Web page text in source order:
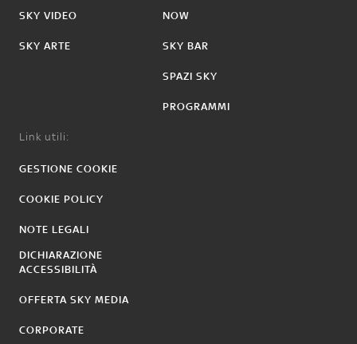
SKY VIDEO
SKY ARTE
NOW
SKY BAR
SPAZI SKY
PROGRAMMI
Link utili:
GESTIONE COOKIE
COOKIE POLICY
NOTE LEGALI
DICHIARAZIONE
ACCESSIBILITÀ
OFFERTA SKY MEDIA
CORPORATE